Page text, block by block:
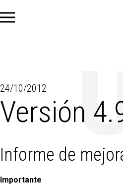
24/10/2012
Versión
Informe de
Importante